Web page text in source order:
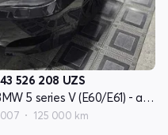
526 208 UZS
BMW 5 series V (E60/E61) - avlod restayling
125 000 km